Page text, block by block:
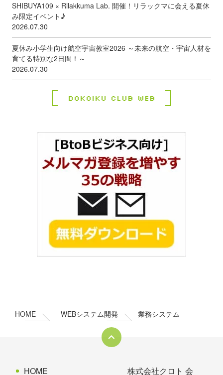
SHIBUYA109 × Rilakkuma Lab. 開催！リラックマに会える夏休
み限定イベント♪
2026.07.30
夏休み小学生向け航空宇宙教室2026 ～未来の航空・宇宙人材を
育てる特別な2日間！～
2026.07.30
Dokoiku Club Web
HOME WEBシステム開発 業務システム
HOME
株式会社クロト 会